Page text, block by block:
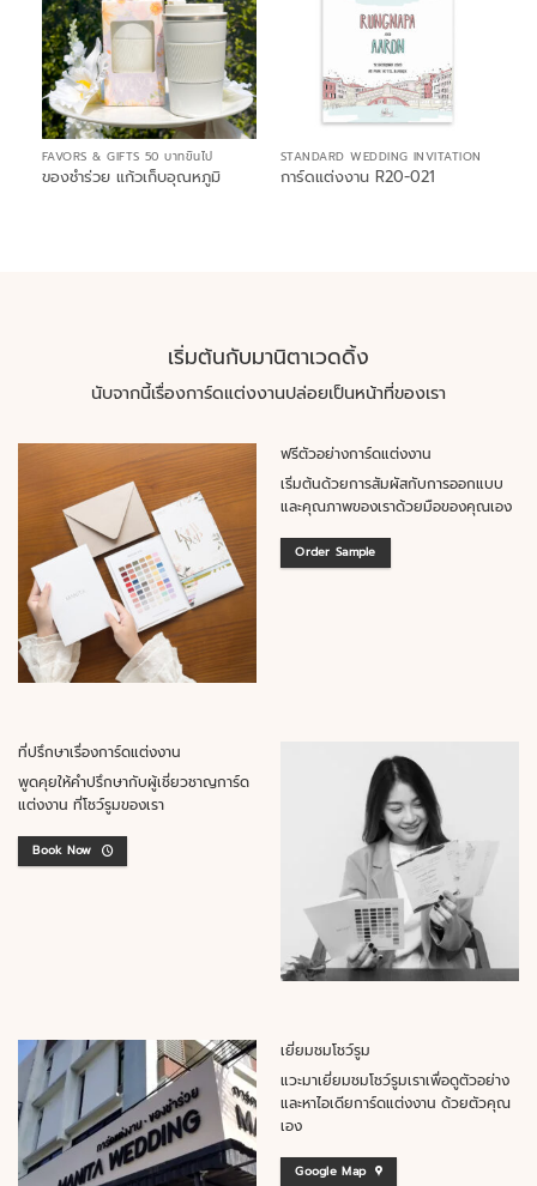
FAVORS & GIFTS 50 บาทขึ้นไป
ของชำร่วย แก้วเก็บอุณหภูมิ
STANDARD WEDDING INVITATION
การ์ดแต่งงาน R20-021
เริ่มต้นกับมานิตาเวดดิ้ง
นับจากนี้เรื่องการ์ดแต่งงานปล่อยเป็นหน้าที่ของเรา
ฟรีตัวอย่างการ์ดแต่งงาน
เริ่มต้นด้วยการสัมผัสกับการออกแบบ
และคุณภาพของเราด้วยมือของคุณเอง
Order Sample
ที่ปรึกษาเรื่องการ์ดแต่งงาน
พูดคุยให้คำปรึกษากับผู้เชี่ยวชาญการ์ด
แต่งงาน ที่โชว์รูมของเรา
Book Now
เยี่ยมชมโชว์รูม
แวะมาเยี่ยมชมโชว์รูมเราเพื่อดูตัวอย่าง
และหาไอเดียการ์ดแต่งงาน ด้วยตัวคุณ
เอง
Google Map